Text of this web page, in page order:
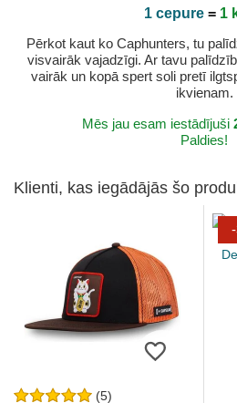
1 cepure= 1
Pērkot kaut ko Caphunters, tu
visvairāk vajadzīgi. Ar tavu
vairāk un kopā spert soli pretī
ikvienam.
Mēs jau esam iestādījuši
Paldies!
Klienti, kas iegādājās šo
(5)